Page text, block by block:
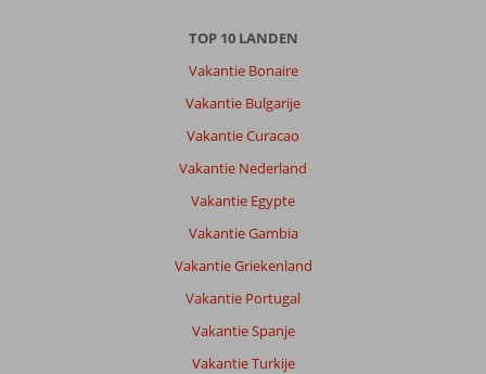
TOP 10 LANDEN
Vakantie Bonaire
Vakantie Bulgarije
Vakantie Curacao
Vakantie Nederland
Vakantie Egypte
Vakantie Gambia
Vakantie Griekenland
Vakantie Portugal
Vakantie Spanje
Vakantie Turkije